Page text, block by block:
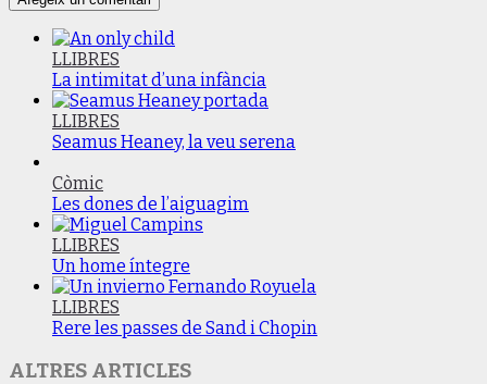
LLIBRES
La intimitat d’una infància
LLIBRES
Seamus Heaney, la veu serena
Còmic
Les dones de l’aiguagim
LLIBRES
Un home íntegre
LLIBRES
Rere les passes de Sand i Chopin
ALTRES ARTICLES